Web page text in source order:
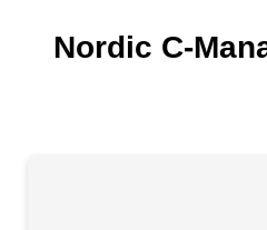
Nordic C-